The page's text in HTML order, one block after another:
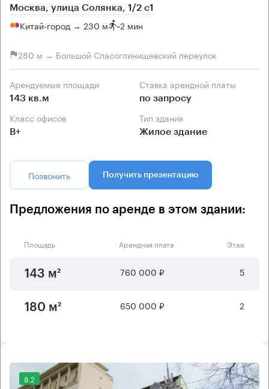
Москва, улица Солянка, 1/2 с1
Китай-город → 230 м ~2 мин
280 м → Большой Спасоглинищевский переулок
Арендуемые площади
143 кв.м
Ставка арендной платы
по запросу
Класс офисов
B+
Тип здания
Жилое здание
Позвонить Получить презентацию
Предложения по аренде в этом здании:
Площадь Арендная плата Этаж
143 м² 760 000 ₽ 5
180 м² 650 000 ₽ 2
8.2